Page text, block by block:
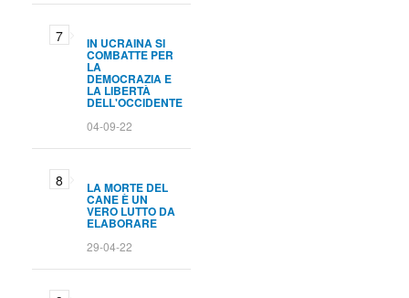
IN UCRAINA SI
COMBATTE PER
LA
DEMOCRAZIA E
LA LIBERTÀ
DELL'OCCIDENTE
04-09-22
LA MORTE DEL
CANE È UN
VERO LUTTO DA
ELABORARE
29-04-22